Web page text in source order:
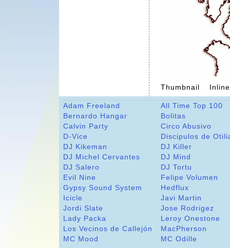
Thumbnail
Adam Freeland
All Time Top 100
Bernardo Hangar
Bolitas
Calvin Party
Circo Abusivo
D-Vice
Discipulos de
DJ Kikeman
DJ Killer
DJ Michel Cervantes
DJ Mind
DJ Salero
DJ Tortu
Evil Nine
Felipe Volumen
Gypsy Sound System
Hedflux
Icicle
Javi Martin
Jordi Slate
Jose Rodrigez
Lady Packa
Leroy Onestone
Los Vecinos de Callejón
MacPherson
MC Mood
MC Odille